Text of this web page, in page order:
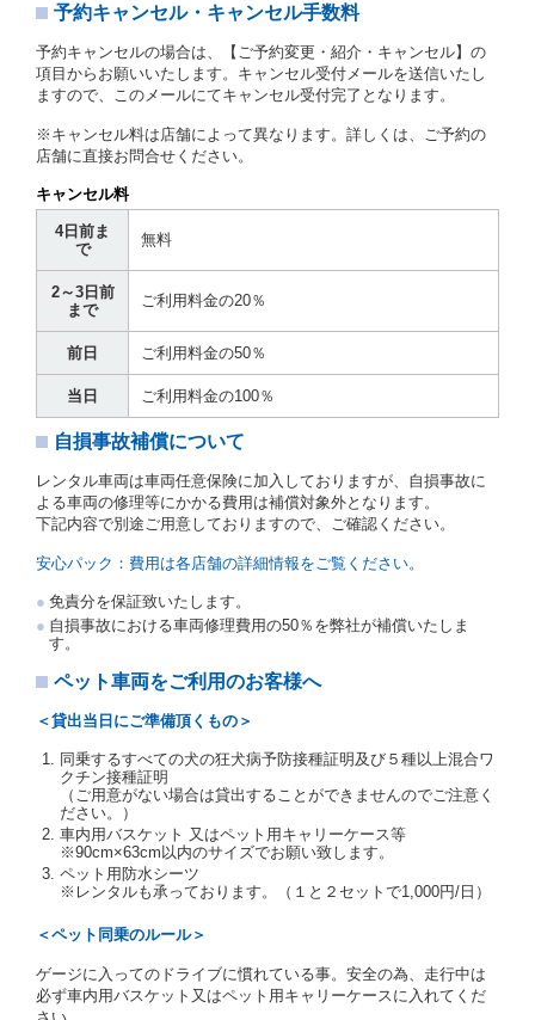
第３章／貸 渡 し
第７条（貸渡契約の締結）
借受人は第２条第１項に定める借受条件を明示し、当
貸渡契約を締結するものとします。ただし、貸し渡す
ことができるレンタカーがない場合又は借受人若しく
は運転者が第８条第１項若しくは第２項各号のいずれ
かに該当する場合を除きます。
貸渡契約を締結した場合、借受人は当社に第１0条第
１項に定める貸渡料金を支払うものとします。
運転者の義務と定められた事項を遵守するものとしま
す。
当社は、監督官庁の基本通達（注１）に基づき、貸渡
運転者の氏名、住所、運転免許の種類及び運転免許証
写しを添付するため、貸渡契約の締結にあたり、借受
人に対し、借受人の指定する運転者（以下「運転者」
といいます。）の運転免許証の提示を求めるほか、そ
の写しの提出を求めることがあります。この場合、借
受人は、自己が運転者であるときは自己の運転免許証
の運転免許証を提示するものとします。
交通局長通達「レンタカーに関する基本通達」（自
旅第138号 平成7年6月13日）の２．(10)及び(11)の
注２）運転免許証とは、道路交通法第９２条に規定
される運転免許証のうち、道路交通法施行規則第１
９条別記様式第１４の書式の運転免許証をいいま
す。
当社は、貸渡契約の締結にあたり、借受人及び運転者
に対し、運転免許証のほかに本人確認ができる書類の
提示を求め、及び提出された書類の写しをとることが
あります。
当社は、貸渡契約の締結にあたり、借受期間中に借受
人及び運転者と連絡するための携帯電話番号等の告知
を求めます。
レジットカード若しくは現金による支払いを求め、又
借受人は契約後の借受期間の延長はできないものとし
ます。
予約キャンセル・キャンセル手数料
予約キャンセルの場合は、【ご予約変更・紹介・キャンセル】の
項目からお願いいたします。キャンセル受付メールを送信いたし
ますので、このメールにてキャンセル受付完了となります。
※キャンセル料は店舗によって異なります。詳しくは、ご予約の
店舗に直接お問合せください。
キャンセル料
4日前ま
で
無料
2～3日前
まで
ご利用料金の20％
前日 ご利用料金の50％
当日 ご利用料金の100％
自損事故補償について
レンタル車両は車両任意保険に加入しておりますが、自損事故に
よる車両の修理等にかかる費用は補償対象外となります。
下記内容で別途ご用意しておりますので、ご確認ください。
安心パック：費用は各店舗の詳細情報をご覧ください。
免責分を保証致いたします。
自損事故における車両修理費用の50％を弊社が補償いたしま
す。
ペット車両をご利用のお客様へ
＜貸出当日にご準備頂くもの＞
同乗するすべての犬の狂犬病予防接種証明及び５種以上混合ワ
クチン接種証明
（ご用意がない場合は貸出することができませんのでご注意く
ださい。）
車内用バスケット 又はペット用キャリーケース等
※90cm×63cm以内のサイズでお願い致します。
ペット用防水シーツ
※レンタルも承っております。（１と２セットで1,000円/日）
＜ペット同乗のルール＞
ゲージに入ってのドライブに慣れている事。安全の為、走行中は
必ず車内用バスケット又はペット用キャリーケースに入れてくだ